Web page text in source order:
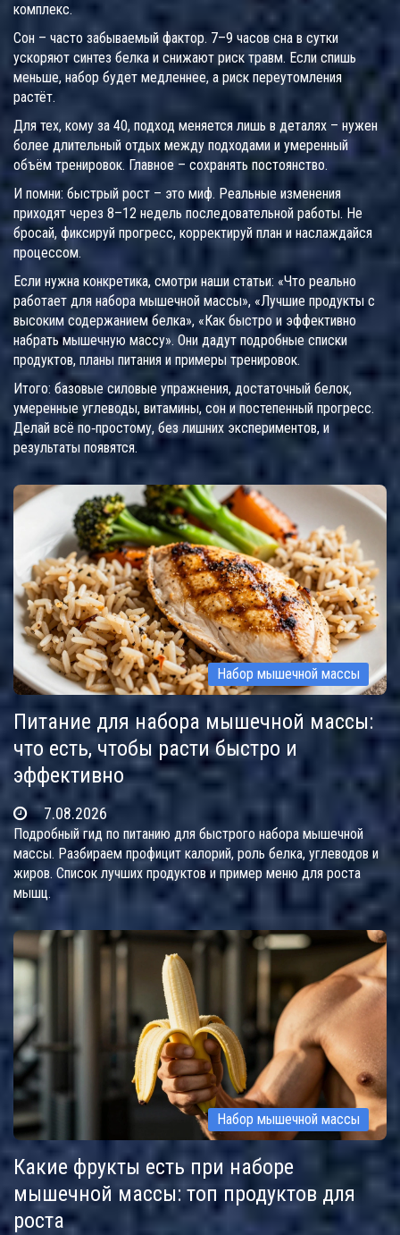
комплекс.
Сон – часто забываемый фактор. 7–9 часов сна в сутки
ускоряют синтез белка и снижают риск травм. Если спишь
меньше, набор будет медленнее, а риск переутомления
растёт.
Для тех, кому за 40, подход меняется лишь в деталях – нужен
более длительный отдых между подходами и умеренный
объём тренировок. Главное – сохранять постоянство.
И помни: быстрый рост – это миф. Реальные изменения
приходят через 8–12 недель последовательной работы. Не
бросай, фиксируй прогресс, корректируй план и наслаждайся
процессом.
Если нужна конкретика, смотри наши статьи: «Что реально
работает для набора мышечной массы», «Лучшие продукты с
высоким содержанием белка», «Как быстро и эффективно
набрать мышечную массу». Они дадут подробные списки
продуктов, планы питания и примеры тренировок.
Итого: базовые силовые упражнения, достаточный белок,
умеренные углеводы, витамины, сон и постепенный прогресс.
Делай всё по‑простому, без лишних экспериментов, и
результаты появятся.
Набор мышечной массы
Питание для набора мышечной массы:
что есть, чтобы расти быстро и
эффективно
7.08.2026
Подробный гид по питанию для быстрого набора мышечной
массы. Разбираем профицит калорий, роль белка, углеводов и
жиров. Список лучших продуктов и пример меню для роста
мышц.
Набор мышечной массы
Какие фрукты есть при наборе
мышечной массы: топ продуктов для
роста